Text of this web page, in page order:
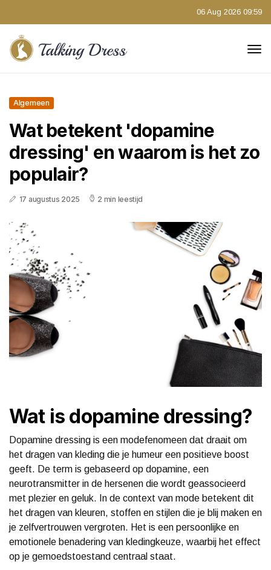
06 Aug 2026 09:59
Algemeen
Wat betekent 'dopamine
dressing' en waarom is het zo
populair?
17 augustus 2025 2 min leestijd
Wat is dopamine dressing?
Dopamine dressing is een modefenomeen dat draait om
het dragen van kleding die je humeur een positieve boost
geeft. De term is gebaseerd op dopamine, een
neurotransmitter in de hersenen die wordt geassocieerd
met plezier en geluk. In de context van mode betekent dit
het dragen van kleuren, stoffen en stijlen die je blij maken en
je zelfvertrouwen vergroten. Het is een persoonlijke en
emotionele benadering van kledingkeuze, waarbij het effect
op je gemoedstoestand centraal staat.